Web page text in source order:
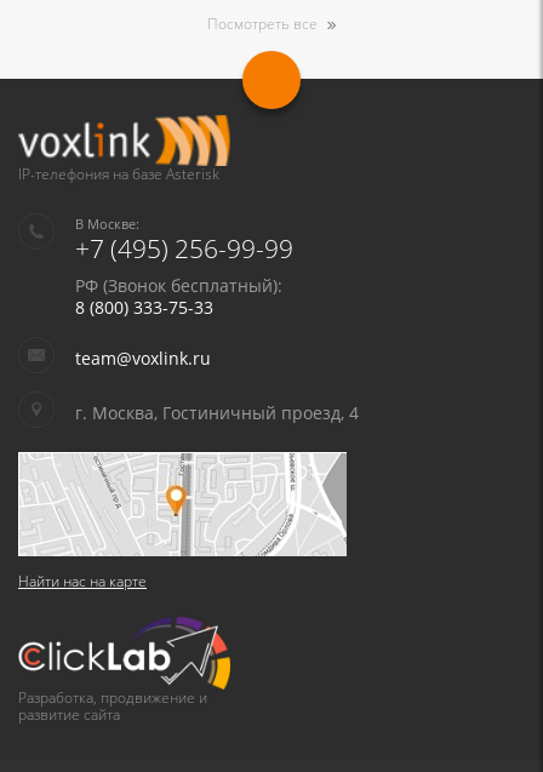
Посмотреть все
IP-телефония на базе Asterisk
В Москве:
+7 (495) 256-99-99
РФ (Звонок бесплатный):
8 (800) 333-75-33
team@voxlink.ru
г. Москва, Гостиничный проезд, 4
Найти нас на карте
Разработка, продвижение и
развитие сайта